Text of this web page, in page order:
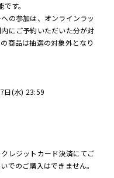
す。
の参加は、オンラインラッ
にご予約いただいた分が対
商品は抽選の対象外となり
日(水) 23:59
レジットカード決済にてご
でのご購入はできません。